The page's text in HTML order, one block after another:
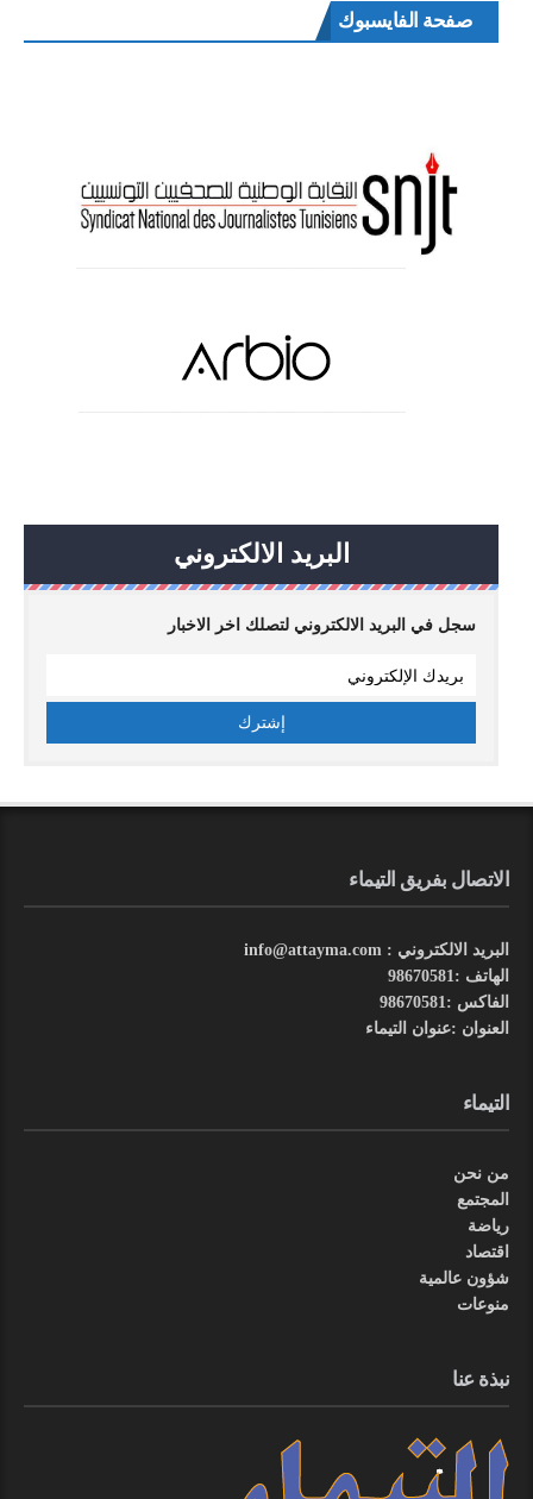
صفحة الفايسبوك
البريد الالكتروني
سجل في البريد الالكتروني لتصلك اخر الاخبار
الاتصال بفريق التيماء
البريد الالكتروني : info@attayma.com
الهاتف :98670581
الفاكس :98670581
العنوان :عنوان التيماء
التيماء
من نحن
المجتمع
رياضة
اقتصاد
شؤون عالمية
منوعات
نبذة عنا